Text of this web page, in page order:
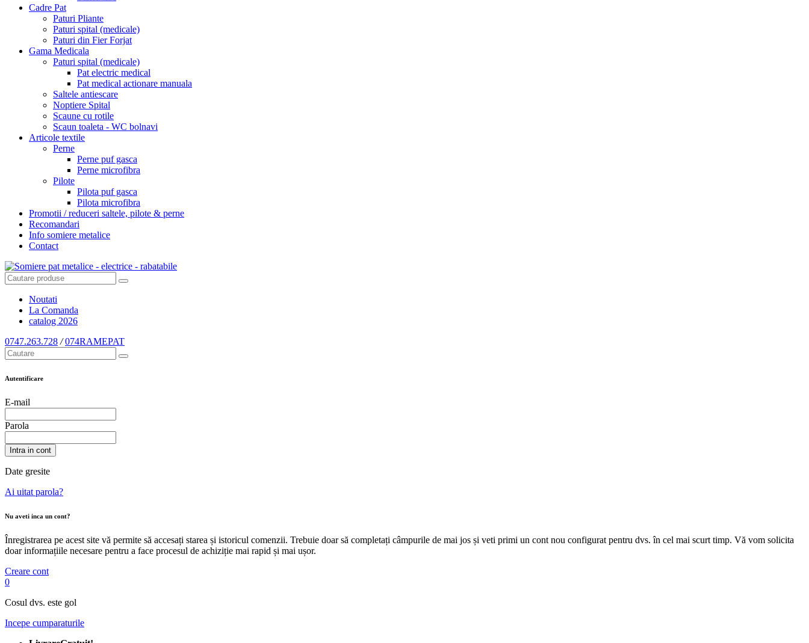
Cadre Pat
Paturi Pliante
Paturi spital (medicale)
Paturi din Fier Forjat
Gama Medicala
Paturi spital (medicale)
Pat electric medical
Pat medical actionare manuala
Saltele antiescare
Noptiere Spital
Scaune cu rotile
Scaun toaleta - WC bolnavi
Articole textile
Perne
Perne puf gasca
Perne microfibra
Pilote
Pilota puf gasca
Pilota microfibra
Promotii / reduceri saltele, pilote & perne
Recomandari
Info somiere metalice
Contact
Noutati
La Comanda
catalog 2026
0747.263.728 / 074RAMEPAT
Autentificare
E-mail
Parola
Intra in cont
Date gresite
Ai uitat parola?
Nu aveti inca un cont?
Înregistrarea pe acest site vă permite să accesați starea și istoricul comenzii. Trebuie doar să completați câmpurile de mai jos și veti primi un cont nou configurat pentru dvs. în cel mai scurt timp. Vă vom solicita
doar informațiile necesare pentru a face procesul de achiziție mai rapid și mai ușor.
Creare cont
0
Cosul dvs. este gol
Incepe cumparaturile